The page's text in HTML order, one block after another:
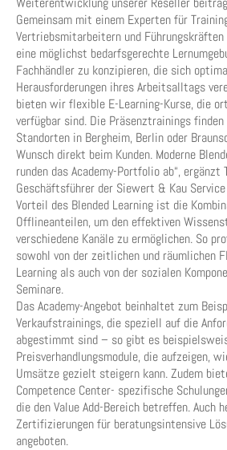
Gemeinsam mit einem Experten für
Vertriebsmitarbeitern und
eine möglichst bedarfsgerechte
Fachhändler zu konzipieren, die sich
Herausforderungen ihres Arbeitsalltags
bieten wir flexible E-Learning-Kurse, die
verfügbar sind. Die Präsenztrainings
Standorten in Bergheim, Berlin oder
Wunsch direkt beim Kunden. Moderne
runden das Academy-Portfolio ab“, ergänzt
Geschäftsführer der Siewert & Kau Service
Vorteil des Blended Learning ist die
Offlineanteilen, um den effektiven
verschiedene Kanäle zu ermöglichen. So
sowohl von der zeitlichen und räumlichen
Learning als auch von der sozialen
Seminare.
Das Academy-Angebot beinhaltet zum
Verkaufstrainings, die speziell auf die
abgestimmt sind – so gibt es
Preisverhandlungsmodule, die aufzeigen,
Umsätze gezielt steigern kann. Zudem
Competence Center- spezifische
die den Value Add-Bereich betreffen. Auch
Zertifizierungen für beratungsintensive
angeboten.